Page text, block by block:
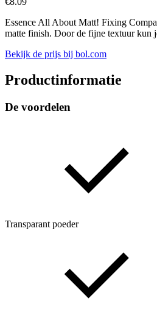
Essence All About Matt! Fixing
matte finish. Door de fijne textuur kun
Bekijk de prijs bij bol.com
Productinformatie
De voordelen
Transparant poeder